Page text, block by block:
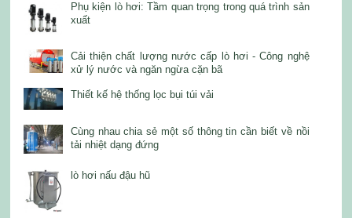
Phụ kiện lò hơi: Tầm quan trọng trong quá trình sản
xuất
Cải thiện chất lượng nước cấp lò hơi - Công nghệ
xử lý nước và ngăn ngừa cặn bã
Thiết kế hệ thống lọc bụi túi vải
Cùng nhau chia sẻ một số thông tin cần biết về nồi
tải nhiệt dạng đứng
lò hơi nấu đậu hũ